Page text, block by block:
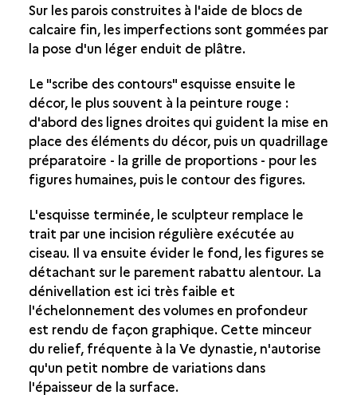
LA MUSÉOGRAPHIE
Sur les parois construites à l'aide de blocs de
calcaire fin, les imperfections sont gommées par
la pose d'un léger enduit de plâtre.
Le "scribe des contours" esquisse ensuite le
décor, le plus souvent à la peinture rouge :
d'abord des lignes droites qui guident la mise en
place des éléments du décor, puis un quadrillage
préparatoire - la grille de proportions - pour les
figures humaines, puis le contour des figures.
L'esquisse terminée, le sculpteur remplace le
trait par une incision régulière exécutée au
ciseau. Il va ensuite évider le fond, les figures se
détachant sur le parement rabattu alentour. La
dénivellation est ici très faible et
l'échelonnement des volumes en profondeur
est rendu de façon graphique. Cette minceur
du relief, fréquente à la Ve dynastie, n'autorise
qu'un petit nombre de variations dans
l'épaisseur de la surface.